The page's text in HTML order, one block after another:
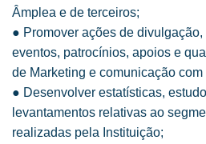
Âmplea e de terceiros;
● Promover ações de
eventos, patrocínios, apoios e
de Marketing e comunicação
● Desenvolver estatísticas,
levantamentos relativas ao
realizadas pela Instituição;